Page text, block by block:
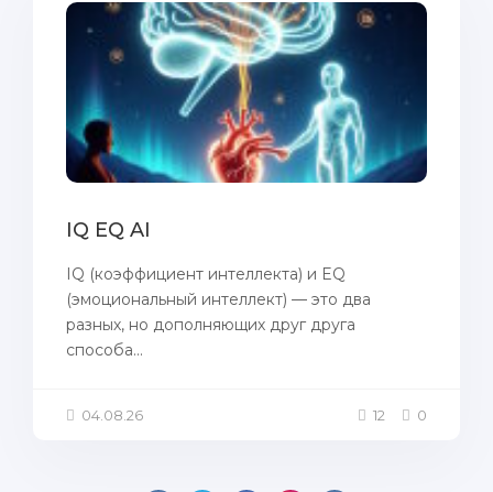
IQ EQ AI
IQ (коэффициент интеллекта) и EQ
(эмоциональный интеллект) — это два
разных, но дополняющих друг друга
способа...
04.08.26 12 0